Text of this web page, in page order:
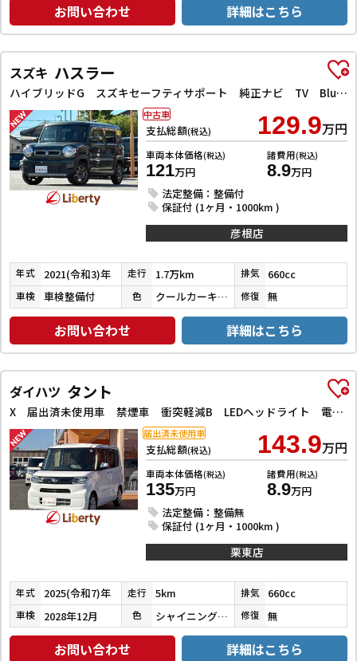
お問い合わせ 詳細はこちら
スズキ ハスラー
ハイブリッドG スズキセーフティサポート 純正ナビ TV Bluetooth対応 スマートキー プッシュスタート アイドリングストップ 前席シートヒーター オートエアコン 電動格納ミラー ヘッドライトレベライザー
支払総額(税込) 129.9万円
車両本体価格(税込)
121万円
諸費用(税込)
8.9万円
法定整備：整備付
保証付 (1ヶ月・1000km )
中古車
彦根店
年式 2021(令和3)年 走行 1.7万km 排気 660cc
車検 車検整備付 色 クールカーキパールメタリック 修復 無
お問い合わせ 詳細はこちら
ダイハツ タント
X 届出済未使用車 禁煙車 衝突軽減B LEDヘッドライト 電子パーキング 前席シートヒーター 左パワースライドドア スマートキー プッシュスタート アイドリングストップ 障害物センサー オートエアコン
支払総額(税込) 143.9万円
車両本体価格(税込)
135万円
諸費用(税込)
8.9万円
法定整備：整備無
保証付 (1ヶ月・1000km )
届出済未使用車
栗東店
年式 2025(令和7)年 走行 5km 排気 660cc
車検 2028年12月 色 シャイニングホワイトパール 修復 無
お問い合わせ 詳細はこちら